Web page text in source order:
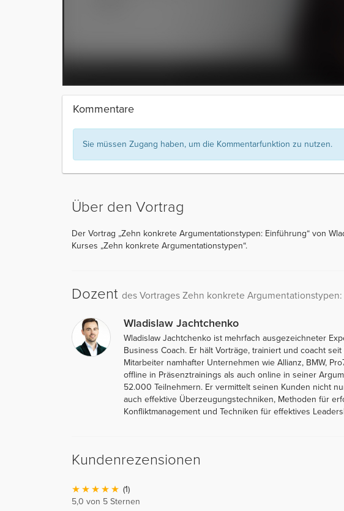
Kommentare
Sie müssen Zugang haben, um die Kommentarfunktion zu nutzen.
Über den Vortrag
Der Vortrag „Zehn konkrete Argumentationstypen: Einführung“ von
Kurses „Zehn konkrete Argumentationstypen“.
Dozent des Vortrages Zehn konkrete
Wladislaw Jachtchenko
Wladislaw Jachtchenko ist mehrfach ausgezeichneter
Business Coach. Er hält Vorträge, trainiert und coacht
Mitarbeiter namhafter Unternehmen wie Allianz, BMW,
offline in Präsenztrainings als auch online in seiner
52.000 Teilnehmern. Er vermittelt seinen Kunden nicht
auch effektive Überzeugungstechniken, Methoden für
Konfliktmanagement und Techniken für effektives
Kundenrezensionen
(1)
5,0 von 5 Sternen